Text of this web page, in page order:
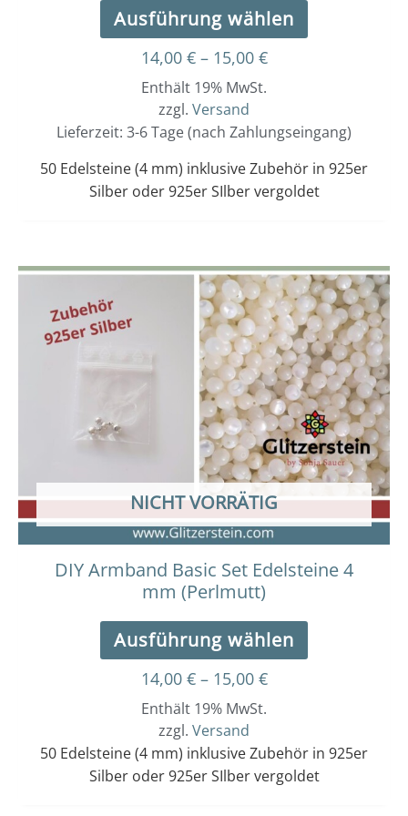
Ausführung wählen
14,00 € – 15,00 €
Enthält 19% MwSt.
zzgl. Versand
Lieferzeit: 3-6 Tage (nach Zahlungseingang)
50 Edelsteine (4 mm) inklusive Zubehör in 925er
Silber oder 925er SIlber vergoldet
NICHT VORRÄTIG
DIY Armband Basic Set Edelsteine 4
mm (Perlmutt)
Ausführung wählen
Dieses
Produkt
weist
mehrere
Varianten
auf.
Die
Optionen
können
auf
werden
14,00 € – 15,00 €
Preisspanne:
14,00 €
bis
15,00 €
Enthält 19% MwSt.
zzgl. Versand
50 Edelsteine (4 mm) inklusive Zubehör in 925er
Silber oder 925er SIlber vergoldet